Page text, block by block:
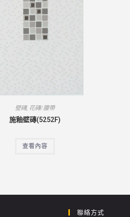
壁磚, 花磚/腰帶
施釉壁磚(5252F)
查看內容
聯絡方式